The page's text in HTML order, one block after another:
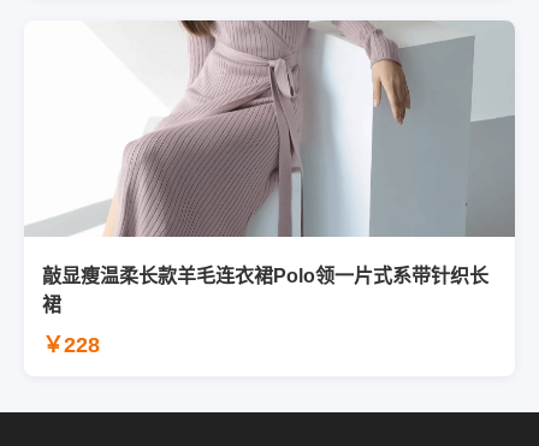
敲显瘦温柔长款羊毛连衣裙Polo领一片式系带针织长
裙
￥228